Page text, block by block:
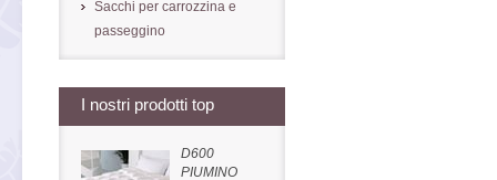
Sacchi per carrozzina e
passeggino
I nostri prodotti top
D600
PIUMINO